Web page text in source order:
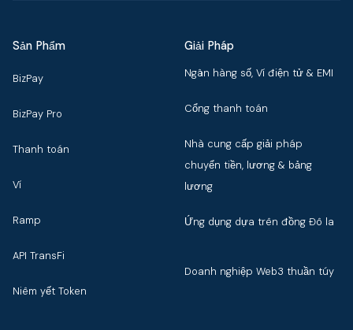
Sản Phẩm
BizPay
BizPay Pro
Thanh toán
Ví
Ramp
API TransFi
Niêm yết Token
Giải Pháp
Ngân hàng số, Ví điện tử & EMI
Cổng thanh toán
Nhà cung cấp giải pháp
chuyển tiền, lương & bảng
lương
Ứng dụng dựa trên đồng Đô la
Doanh nghiệp Web3 thuần túy